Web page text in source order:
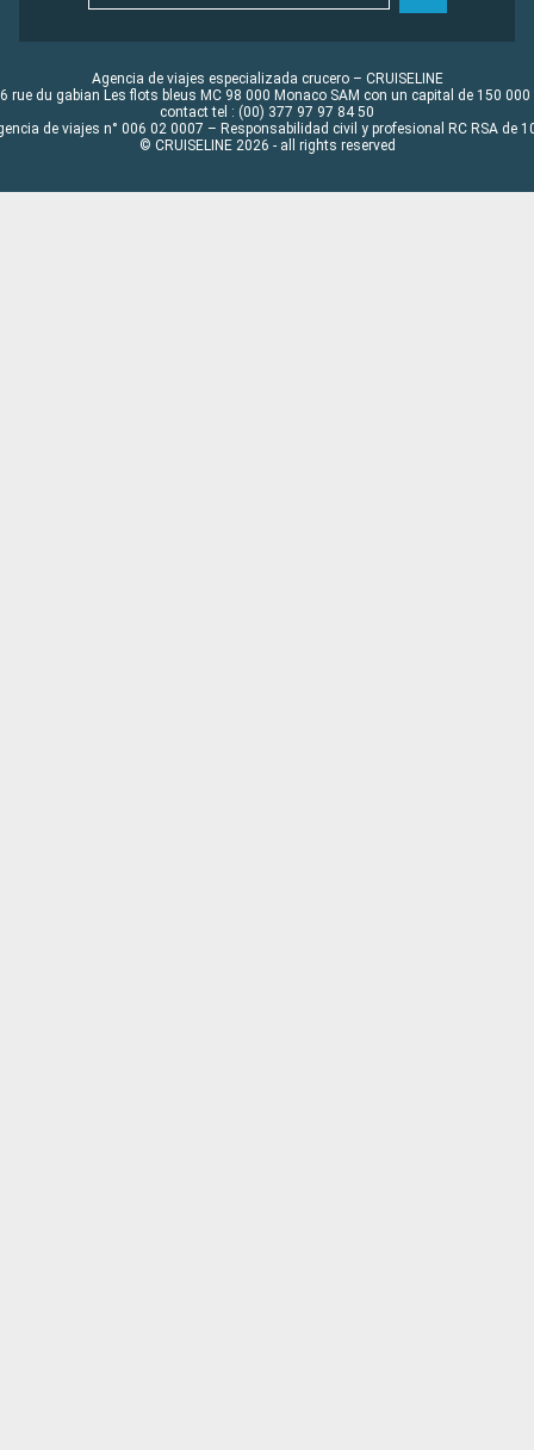
Agencia de viajes especializada crucero – CRUISELINE
rue du gabian Les flots bleus MC 98 000 Monaco SAM con un capital de 150 000
contact tel : (00) 377 97 97 84 50
de viajes n° 006 02 0007 – Responsabilidad civil y profesional RC RSA de
© CRUISELINE 2026 - all rights reserved